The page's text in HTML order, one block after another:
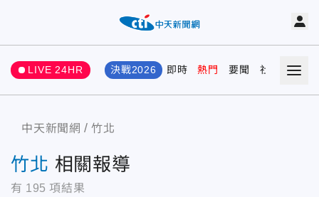
LIVE 24HR 決戰2026 即時 熱門 要聞 社會 娛樂
中天新聞網 竹北
竹北 相關報導
有 195 項結果